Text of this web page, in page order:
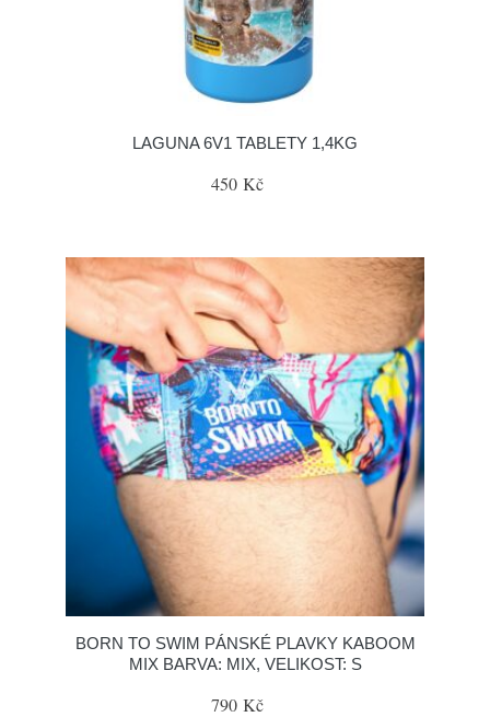
LAGUNA 6V1 TABLETY 1,4KG
450 Kč
BORN TO SWIM PÁNSKÉ PLAVKY KABOOM
MIX BARVA: MIX, VELIKOST: S
790 Kč